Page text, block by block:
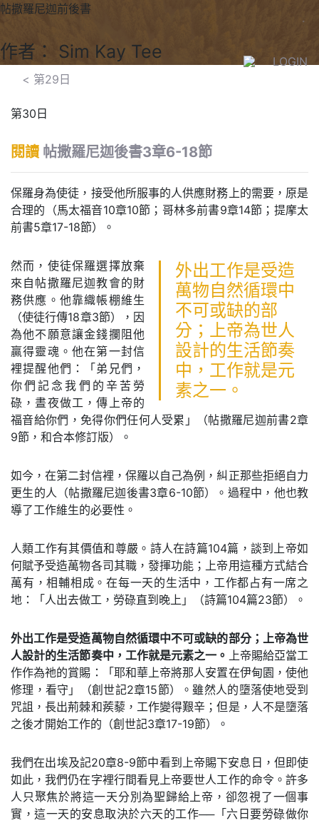
LOGIN
帖撒羅尼迦前後書
作者： Sim Kay Tee
< 第29日
第30日
閱讀 帖撒羅尼迦後書3章6-18節
保羅身為使徒，接受他所服事的人供應財務上的需要，原是
合理的（馬太福音10章10節；哥林多前書9章14節；提摩太
前書5章17-18節）。
外出工作是受造
萬物自然循環中
不可或缺的部
分；上帝為世人
設計的生活節奏
中，工作就是元
素之一。
然而，使徒保羅選擇放棄
來自帖撒羅尼迦教會的財
務供應。他靠織帳棚維生
（使徒行傳18章3節），因
為他不願意讓金錢攔阻他
贏得靈魂。他在第一封信
裡提醒他們：「弟兄們，
你們記念我們的辛苦勞
碌，晝夜做工，傳上帝的
福音給你們，免得你們任何人受累」（帖撒羅尼迦前書2章
9節，和合本修訂版）。
如今，在第二封信裡，保羅以自己為例，糾正那些拒絕自力
更生的人（帖撒羅尼迦後書3章6-10節）。過程中，他也教
導了工作維生的必要性。
人類工作有其價值和尊嚴。詩人在詩篇104篇，談到上帝如
何賦予受造萬物各司其職，發揮功能；上帝用這種方式結合
萬有，相輔相成。在每一天的生活中，工作都占有一席之
地：「人出去做工，勞碌直到晚上」（詩篇104篇23節）。
外出工作是受造萬物自然循環中不可或缺的部分；上帝為世
人設計的生活節奏中，工作就是元素之一。 上帝賜給亞當工
作作為祂的賞賜：「耶和華上帝將那人安置在伊甸園，使他
修理，看守」（創世記2章15節）。雖然人的墮落使地受到
咒詛，長出荊棘和蒺藜，工作變得艱辛；但是，人不是墮落
之後才開始工作的（創世記3章17-19節）。
我們在出埃及記20章8-9節中看到上帝賜下安息日，但即使
如此，我們仍在字裡行間看見上帝要世人工作的命令。許多
人只聚焦於將這一天分別為聖歸給上帝，卻忽視了一個事
實，這一天的安息取決於六天的工作──「六日要勞碌做你